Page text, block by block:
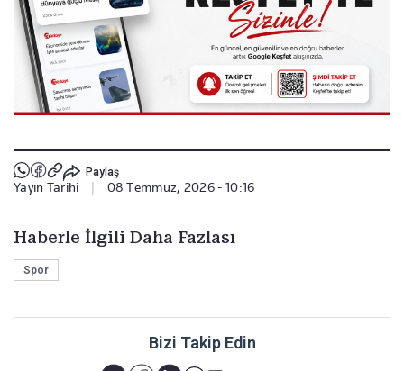
Paylaş
Yayın Tarihi 08 Temmuz, 2026 - 10:16
Haberle İlgili Daha Fazlası
Spor
Bizi Takip Edin